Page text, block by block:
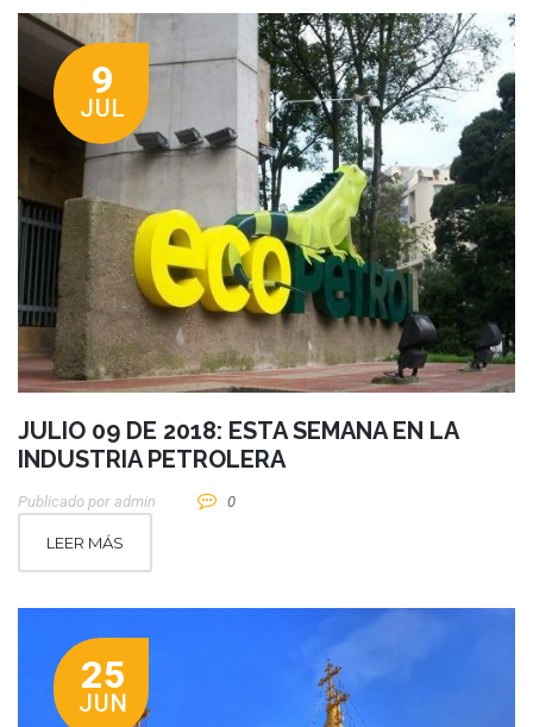
9
JUL
JULIO 09 DE 2018: ESTA SEMANA EN LA
INDUSTRIA PETROLERA
Publicado por Admin 0
LEER MÁS
25
JUN